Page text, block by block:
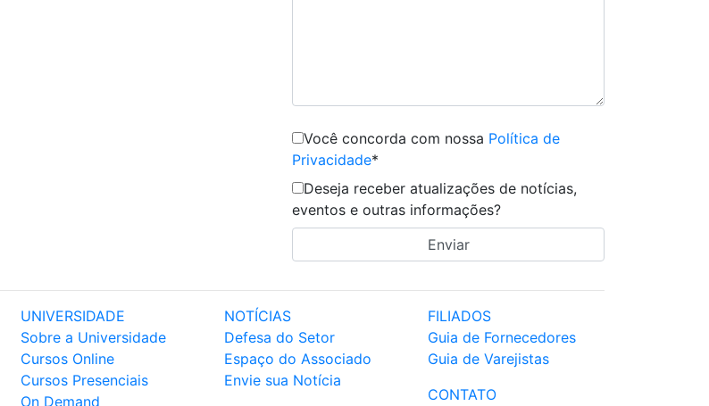
Você concorda com nossa Política de
Privacidade*
Deseja receber atualizações de notícias,
eventos e outras informações?
UNIVERSIDADE
Sobre a Universidade
Cursos Online
Cursos Presenciais
On Demand
NOTÍCIAS
Defesa do Setor
Espaço do Associado
Envie sua Notícia
FILIADOS
Guia de Fornecedores
Guia de Varejistas
CONTATO